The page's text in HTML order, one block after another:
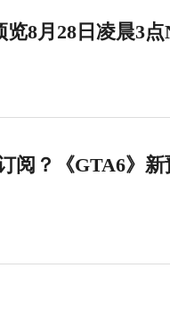
览8月28日凌晨3
阅？《GTA6》